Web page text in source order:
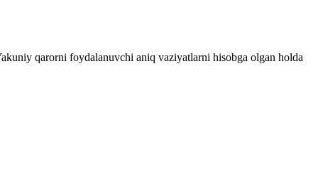
qarorni foydalanuvchi aniq vaziyatlarni hisobga olgan holda